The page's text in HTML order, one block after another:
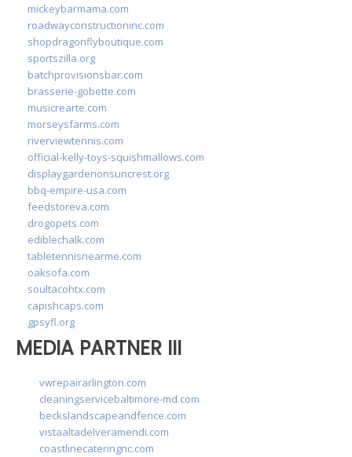
mickeybarmama.com
roadwayconstructioninc.com
shopdragonflyboutique.com
sportszilla.org
batchprovisionsbar.com
brasserie-gobette.com
musicrearte.com
morseysfarms.com
riverviewtennis.com
official-kelly-toys-squishmallows.com
displaygardenonsuncrest.org
bbq-empire-usa.com
feedstoreva.com
drogopets.com
ediblechalk.com
tabletennisnearme.com
oaksofa.com
soultacohtx.com
capishcaps.com
gpsyfl.org
MEDIA PARTNER III
vwrepairarlington.com
cleaningservicebaltimore-md.com
beckslandscapeandfence.com
vistaaltadelveramendi.com
coastlinecateringnc.com